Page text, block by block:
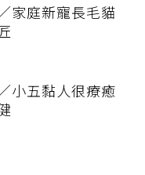
家庭新寵長毛貓
小五黏人很療癒